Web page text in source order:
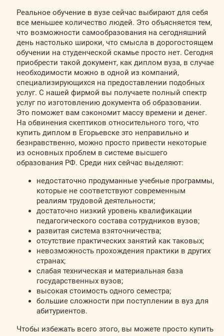
Реальное обучение в вузе сейчас выбирают для себя
все меньшее количество людей. Это объясняется тем,
что возможности самообразования на сегодняшний
день настолько широки, что смысла в дорогостоящем
обучении на студенческой скамье просто нет. Сегодня
приобрести такой документ, как диплом вуза, в случае
необходимости можно в одной из компаний,
специализирующихся на предоставлении подобных
услуг. С нашей фирмой вы получаете полный спектр
услуг по изготовлению документа об образовании.
Это поможет вам сэкономит массу времени и денег.
На обвинения скептиков относительного того, что
купить диплом в Егорьевске это неправильно и
безнравственно, можно просто привести некоторые
из основных проблем в системе высшего
образования РФ. Среди них сейчас выделяют:
недостаточно продуманные учебные программы,
которые не соответствуют современным
реалиям трудовой деятельности;
достаточно низкий уровень квалификации
педагогического состава сотрудников вузов;
развитая система взяточничества;
отсутствие практических занятий как таковых;
невозможность прохождения практики в других
странах;
слабая техническая и материальная база
государственных вузов;
высокая стоимость одного семестра;
большие сложности при поступлении в вуз для
абитуриентов.
Чтобы избежать всего этого, вы можете просто купить